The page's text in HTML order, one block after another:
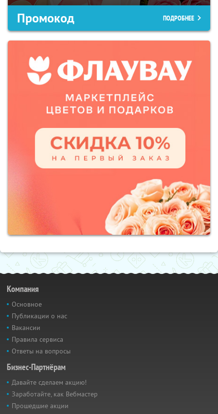
Промокод ПОДРОБНЕЕ
Компания
Основное
Публикации о нас
Вакансии
Правила сервиса
Ответы на вопросы
Бизнес-Партнёрам
Давайте сделаем акцию!
Заработайте, как Вебмастер
Прошедшие акции